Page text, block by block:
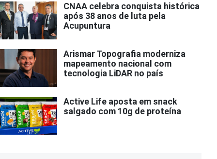
CNAA celebra conquista histórica
após 38 anos de luta pela
Acupuntura
Arismar Topografia moderniza
mapeamento nacional com
tecnologia LiDAR no país
Active Life aposta em snack
salgado com 10g de proteína